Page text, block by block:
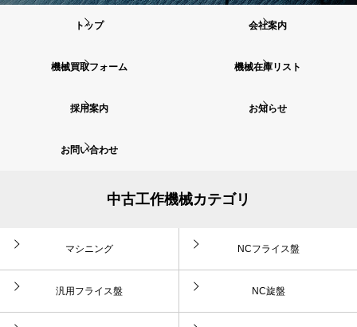
トップ 会社案内
機械買取フォーム 機械在庫リスト
採用案内 お知らせ
お問い合わせ
中古工作機械カテゴリ
マシニング NCフライス盤
汎用フライス盤 NC旋盤